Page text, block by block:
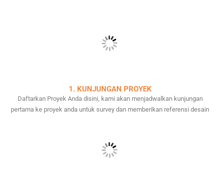
1. KUNJUNGAN PROYEK
Daftarkan Proyek Anda disini, kami akan menjadwalkan kunjungan
pertama ke proyek anda untuk survey dan memberikan referensi desain